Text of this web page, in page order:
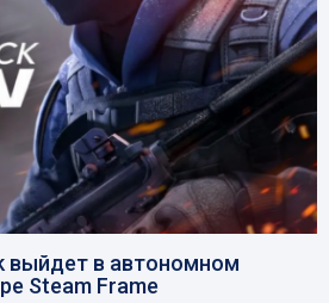
выйдет в автономном
Steam Frame